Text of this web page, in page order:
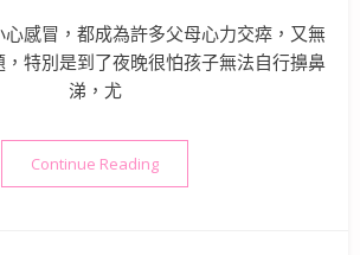
感冒，都成為許多父母心力交瘁，又無
特別是到了夜晚很怕孩子無法自行擤鼻
涕，尤
Continue Reading“育兒好物》Geon北群醫學